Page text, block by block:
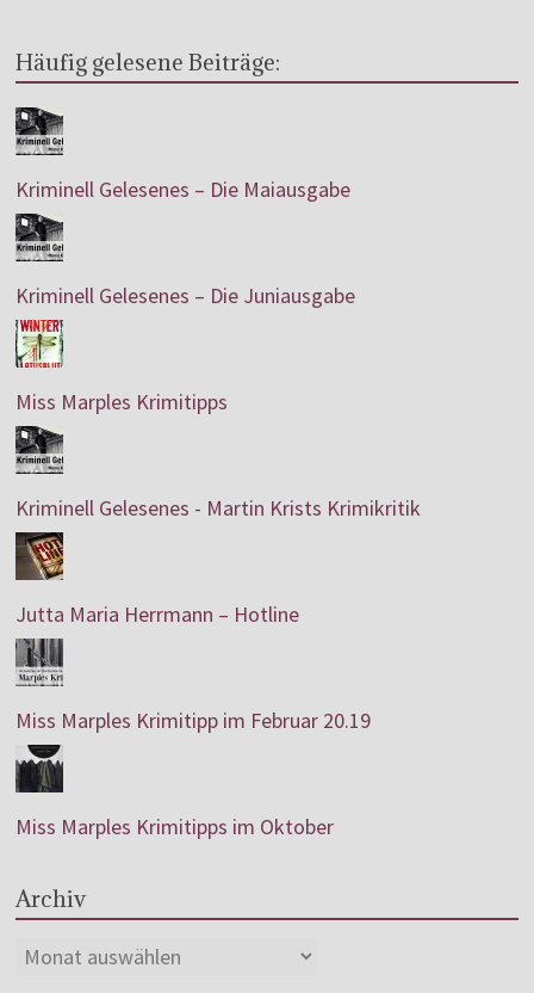
Häufig gelesene Beiträge:
Kriminell Gelesenes – Die Maiausgabe
Kriminell Gelesenes – Die Juniausgabe
Miss Marples Krimitipps
Kriminell Gelesenes - Martin Krists Krimikritik
Jutta Maria Herrmann – Hotline
Miss Marples Krimitipp im Februar 20.19
Miss Marples Krimitipps im Oktober
Archiv